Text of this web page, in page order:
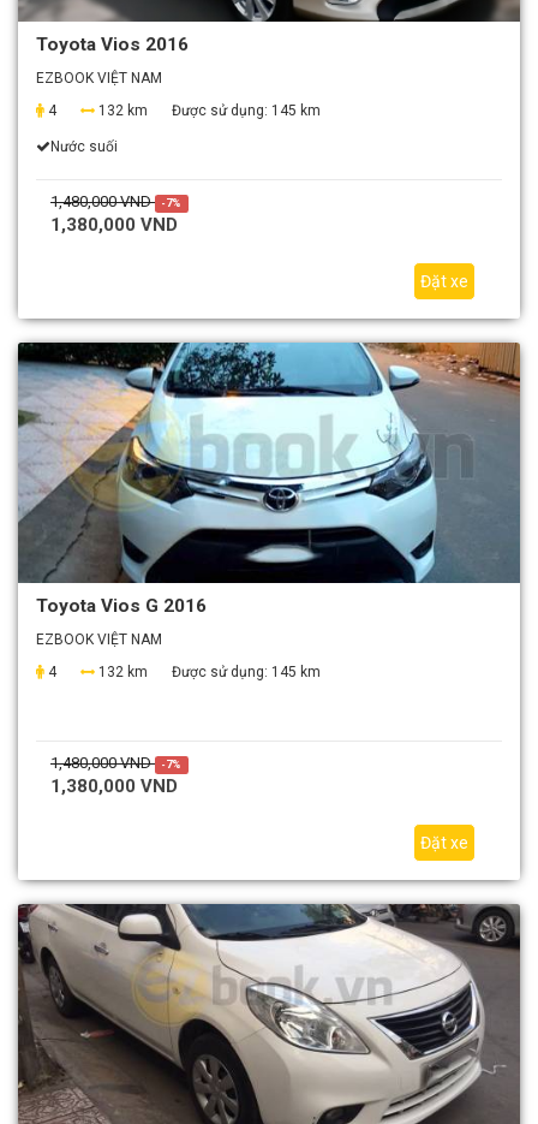
Toyota Vios 2016
EZBOOK VIỆT NAM
4
132 km Được sử dụng: 145 km
Nước suối
1,480,000 VND -7%
1,380,000 VND
Đặt xe
Toyota Vios G 2016
EZBOOK VIỆT NAM
4
132 km Được sử dụng: 145 km
1,480,000 VND -7%
1,380,000 VND
Đặt xe